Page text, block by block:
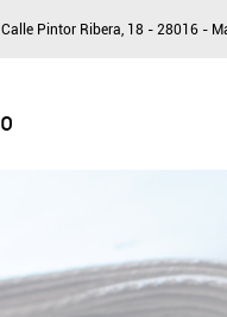
Calle Pintor Ribera, 18 - 28016 -